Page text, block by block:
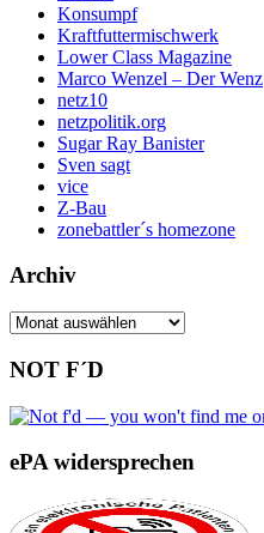
Konsumpf
Kraftfuttermischwerk
Lower Class Magazine
Marco Wenzel – Der Wenz
netz10
netzpolitik.org
Sugar Ray Banister
Sven sagt
vice
Z-Bau
zonebattler´s homezone
Archiv
Archiv
NOT F´D
ePA widersprechen